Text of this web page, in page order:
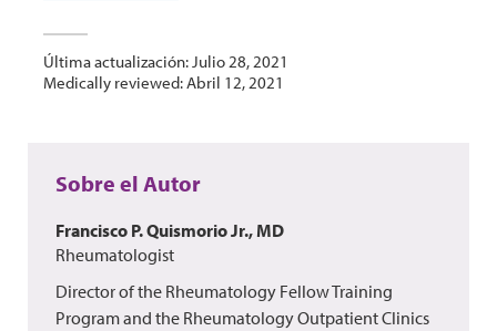
Última actualización: Julio 28, 2021
Medically reviewed: Abril 12, 2021
Sobre el Autor
Francisco P. Quismorio Jr., MD
Rheumatologist
Director of the Rheumatology Fellow Training
Program and the Rheumatology Outpatient Clinics